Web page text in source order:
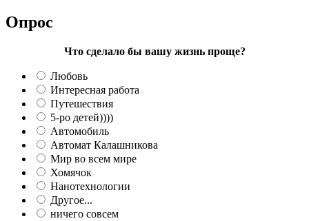
Опрос
Что сделало бы вашу жизнь проще?
Любовь
Интересная работа
Путешествия
5-ро детей))))
Автомобиль
Автомат Калашникова
Мир во всем мире
Хомячок
Нанотехнологии
Другое...
ничего совсем